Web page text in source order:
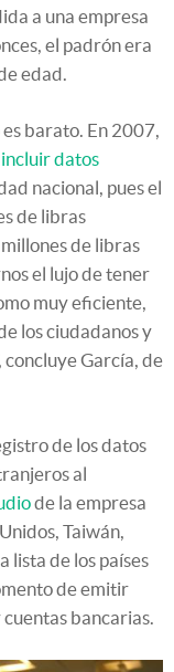
a una empresa
el padrón era
edad.
barato. En 2007,
datos
nacional, pues el
de libras
de libras
el lujo de tener
muy eficiente,
los ciudadanos y
concluye García, de
de los datos
al
de la empresa
Taiwán,
lista de los países
de emitir
bancarias.